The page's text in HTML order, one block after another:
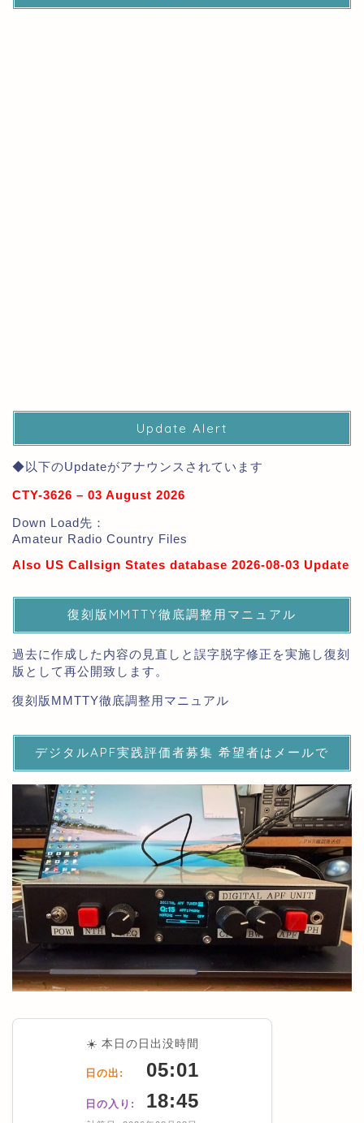
Update Alert
◆以下のUpdateがアナウンスされています
CTY-3626 – 03 August 2026
Down Load先：
Amateur Radio Country Files
Also US Callsign States database 2026-08-03 Update
復刻版MMTTY徹底調整用マニュアル
過去に作成した内容の見直しと誤字脱字修正を実施し復刻
版として再公開致します。
復刻版MMTTY徹底調整用マニュアル
デジタルAPF実践評価者募集 希望者はメールで
☀️ 本日の日出没時間
日の出: 05:01
日の入り: 18:45